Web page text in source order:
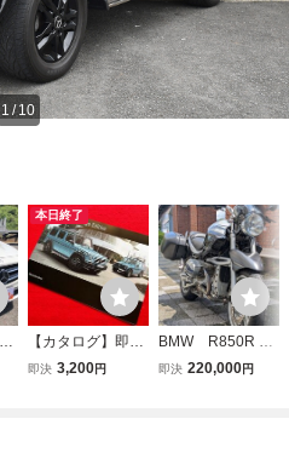
1/ 10
本日終了
【カタログ】即決
★希少品★2018年
即決 3,200円
BMW R850R 車
検R9年10月 整
即決 220,000円